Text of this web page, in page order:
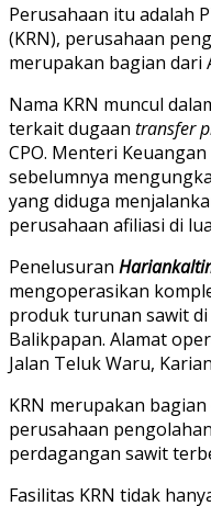
Perusahaan itu adalah
(KRN), perusahaan
merupakan bagian dari
Nama KRN muncul
terkait dugaan transfer
CPO. Menteri
sebelumnya
yang diduga
perusahaan afiliasi di
Penelusuran
mengoperasikan
produk turunan sawit
Balikpapan. Alamat
Jalan Teluk Waru,
KRN merupakan
perusahaan
perdagangan sawit
Fasilitas KRN tidak